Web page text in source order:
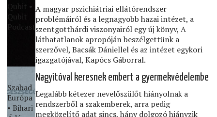
Qubit •
Qubit
Podcast
A magyar pszichiátriai ellátórendszer
problémáiról és a legnagyobb hazai intézet, a
szentgotthárdi viszonyairól egy új könyv, A
láthatatlanok apropóján beszélgettünk a
szerzővel, Bacsák Dániellel és az intézet egykori
igazgatójával, Kapócs Gáborral.
Szabad
Európa
• Bihari
Nagyítóval keresnek embert a gyermekvédelembe
Legalább kétezer nevelőszülőt hiányolnak a
rendszerből a szakemberek, arra pedig
megközelítő adat sincs, hány dolgozó hiányzik